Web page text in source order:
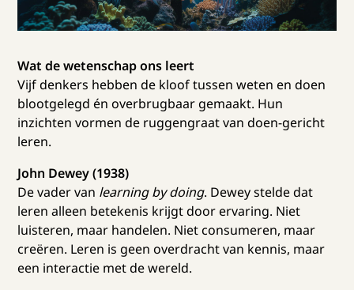
Wat de wetenschap ons leert
Vijf denkers hebben de kloof tussen weten en doen
blootgelegd én overbrugbaar gemaakt. Hun
inzichten vormen de ruggengraat van doen-gericht
leren.
John Dewey (1938)
De vader van learning by doing. Dewey stelde dat
leren alleen betekenis krijgt door ervaring. Niet
luisteren, maar handelen. Niet consumeren, maar
creëren. Leren is geen overdracht van kennis, maar
een interactie met de wereld.